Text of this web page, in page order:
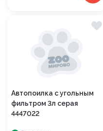
Автопоилка с угольным
фильтром 3л серая
4447022